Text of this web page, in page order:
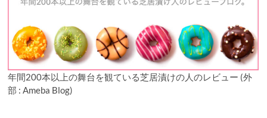
年間200本以上の舞台を観ている芝居漬けの人のレビュー (外
部 : Ameba Blog)